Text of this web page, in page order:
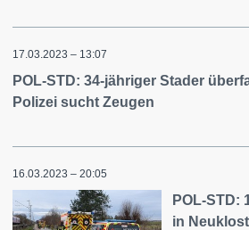
17.03.2023 – 13:07
POL-STD: 34-jähriger Stader
Polizei sucht Zeugen
16.03.2023 – 20:05
POL-STD:
in